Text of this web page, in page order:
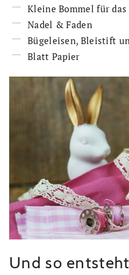
Kleine Bommel für das
Nadel & Faden
Bügeleisen, Bleistift
Blatt Papier
Und so